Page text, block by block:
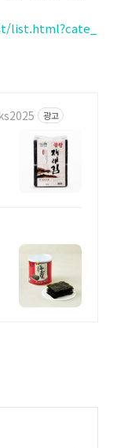
list.html?cate_
광고